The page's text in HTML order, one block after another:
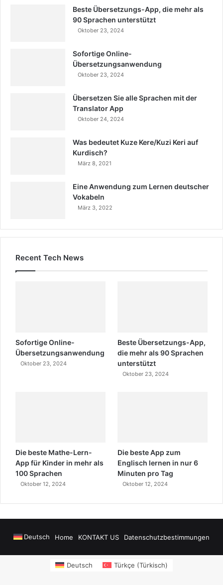
Beste Übersetzungs-App, die mehr als
90 Sprachen unterstützt
Oktober 23, 2024
Sofortige Online-
Übersetzungsanwendung
Oktober 23, 2024
Übersetzen Sie alle Sprachen mit der
Translator App
Oktober 24, 2024
Was bedeutet Kuze Kere/Kuzi Keri auf
Kurdisch?
März 8, 2021
Eine Anwendung zum Lernen deutscher
Vokabeln
März 3, 2022
Recent Tech News
Sofortige Online-
Übersetzungsanwendung
Oktober 23, 2024
Beste Übersetzungs-App,
die mehr als 90 Sprachen
unterstützt
Oktober 23, 2024
Die beste Mathe-Lern-
App für Kinder in mehr als
100 Sprachen
Oktober 12, 2024
Die beste App zum
Englisch lernen in nur 6
Minuten pro Tag
Oktober 12, 2024
Deutsch Home KONTAKT US Datenschutzbestimmungen
Deutsch Türkçe (Türkisch)